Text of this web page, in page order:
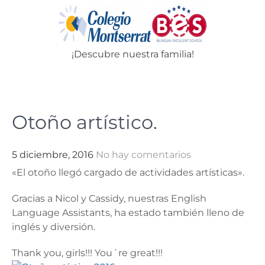
¡Descubre nuestra familia!
Otoño artístico.
5 diciembre, 2016 No hay comentarios
«El otoño llegó cargado de actividades artísticas».
Gracias a Nicol y Cassidy, nuestras English
Language Assistants, ha estado también lleno de
inglés y diversión.
Thank you, girls!!! You´re great!!!